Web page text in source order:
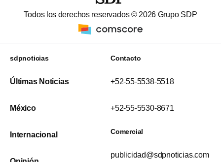
Todos los derechos reservados © 2026 Grupo SDP
sdpnoticias
Últimas Noticias
México
Internacional
Contacto
+52-55-5538-5518
+52-55-5530-8671
Comercial
publicidad@sdpnoticias.com